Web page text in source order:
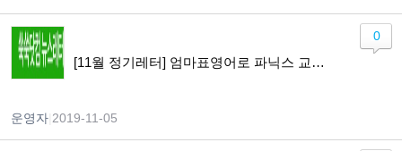
[11월 정기레터] 엄마표영어로 파닉스 교육 완벽하게 하는 방법
운영자 2019-11-05
0